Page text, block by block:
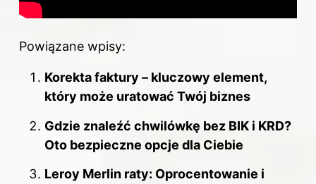
Powiązane wpisy:
Korekta faktury – kluczowy element,
który może uratować Twój biznes
Gdzie znaleźć chwilówkę bez BIK i KRD?
Oto bezpieczne opcje dla Ciebie
Leroy Merlin raty: Oprocentowanie i